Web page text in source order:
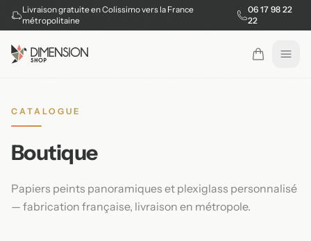
Livraison gratuite en Colissimo vers la France
métropolitaine
06 17 98 22
22
CATALOGUE
Boutique
Papiers peints panoramiques et plexiglass personnalisé
— fabrication française, livraison en métropole.